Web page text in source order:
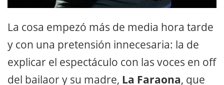
La cosa empezó más de media hora tarde
y con una pretensión innecesaria: la de
explicar el espectáculo con las voces en off
del bailaor y su madre, La Faraona, que